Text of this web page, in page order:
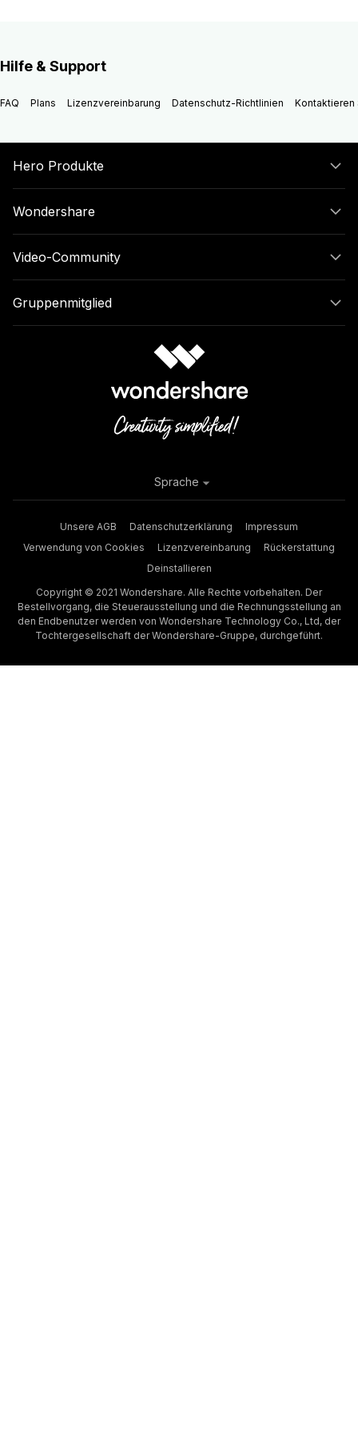
Hilfe & Support
FAQ Plans Lizenzvereinbarung Datenschutz-Richtlinien Kontaktieren
Hero Produkte
Wondershare
Video-Community
Gruppenmitglied
Unsere AGB Datenschutzerklärung
Impressum
Verwendung von Cookies
Lizenzvereinbarung
Rückerstattung
Deinstallieren
Copyright © 2021 Wondershare. Alle Rechte vorbehalten. Der
Bestellvorgang, die Steuerausstellung und die Rechnungsstellung an
den Endbenutzer werden von Wondershare Technology Co., Ltd, der
Tochtergesellschaft der Wondershare-Gruppe, durchgeführt.
Sprache